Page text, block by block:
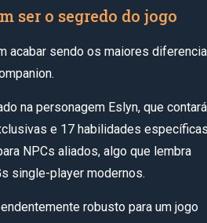
ser o segredo do jogo
acabar sendo os maiores
na personagem Eslyn, que
e 17 habilidades
NPCs aliados, algo que lembra
single-player modernos.
robusto para um jogo